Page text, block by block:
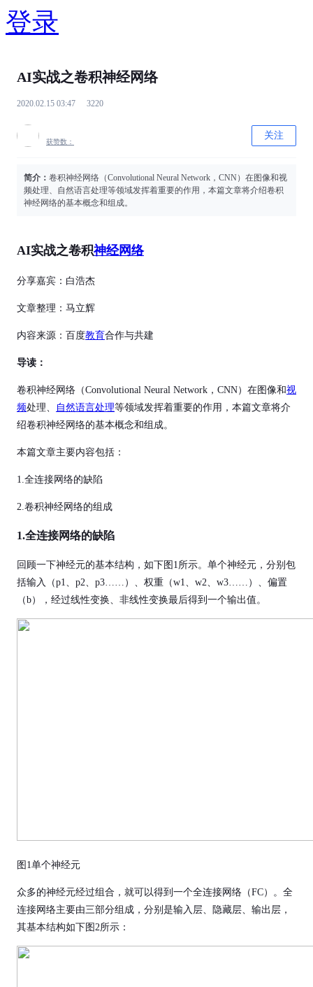
登录
AI实战之卷积神经网络
2020.02.15 03:47 3220
获赞数：
关注
简介： 卷积神经网络（Convolutional Neural Network，CNN）在图像和视
频处理、自然语言处理等领域发挥着重要的作用，本篇文章将介绍卷积
神经网络的基本概念和组成。
AI实战之卷积神经网络
分享嘉宾：白浩杰
文章整理：马立辉
内容来源：百度教育合作与共建
导读：
卷积神经网络（Convolutional Neural Network，CNN）在图像和视
频处理、 自然语言处理等领域发挥着重要的作用，本篇文章将介
绍卷积神经网络的基本概念和组成。
本篇文章主要内容包括：
1.全连接网络的缺陷
2.卷积神经网络的组成
1.全连接网络的缺陷
回顾一下神经元的基本结构，如下图1所示。单个神经元，分别包
括输入（p1、p2、p3……）、权重（w1、w2、w3……）、偏置
（b），经过线性变换、非线性变换最后得到一个输出值。
图1单个神经元
众多的神经元经过组合，就可以得到一个全连接网络（FC）。全
连接网络主要由三部分组成，分别是输入层、隐藏层、输出层，
其基本结构如下图2所示：